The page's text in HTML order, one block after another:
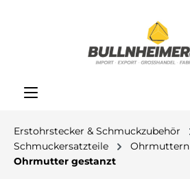
Erstohrstecker & Schmuckzubehör
Schmuckersatzteile
Ohrmuttern
Ohrmutter gestanzt